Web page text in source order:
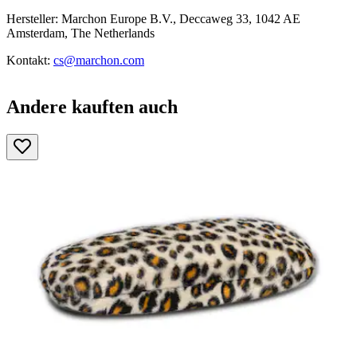
Hersteller: Marchon Europe B.V., Deccaweg 33, 1042 AE
Amsterdam, The Netherlands
Kontakt: cs@marchon.com
Andere kauften auch